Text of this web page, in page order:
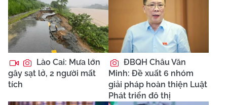
Lào Cai: Mưa lớn
gây sạt lở, 2 người mất
tích
ĐBQH Châu Văn
Minh: Đề xuất 6 nhóm
giải pháp hoàn thiện Luật
Phát triển đô thị